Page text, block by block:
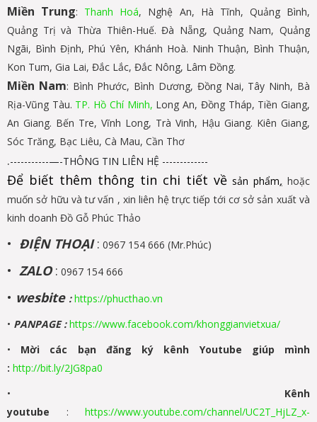
Miền Trung: Thanh Hoá, Nghệ An, Hà Tĩnh, Quảng Bình,
Quảng Trị và Thừa Thiên-Huế. Đà Nẵng, Quảng Nam, Quảng
Ngãi, Bình Định, Phú Yên, Khánh Hoà. Ninh Thuận, Bình Thuận,
Kon Tum, Gia Lai, Đắc Lắc, Đắc Nông, Lâm Đồng.
Miền Nam: Bình Phước, Bình Dương, Đồng Nai, Tây Ninh, Bà
Rịa-Vũng Tàu. TP. Hồ Chí Minh, Long An, Đồng Tháp, Tiền Giang,
An Giang. Bến Tre, Vĩnh Long, Trà Vinh, Hậu Giang. Kiên Giang,
Sóc Trăng, Bạc Liêu, Cà Mau, Cần Thơ
.-----------—-THÔNG TIN LIÊN HỆ -------------
Để biết thêm thông tin chi tiết về sản phẩm, hoặc
muốn sở hữu và tư vấn , xin liên hệ trực tiếp tới cơ sở sản xuất và
kinh doanh Đồ Gỗ Phúc Thảo
• ĐIỆN THOẠI: 0967 154 666 (Mr.Phúc)
• ZALO: 0967 154 666
• wesbite : https://phucthao.vn
• PANPAGE:https://www.facebook.com/khonggianvietxua/
• Mời các bạn đăng ký kênh Youtube giúp mình
: http://bit.ly/2JG8pa0
• Kênh
youtube : https://www.youtube.com/channel/UC2T_HjLZ_x-